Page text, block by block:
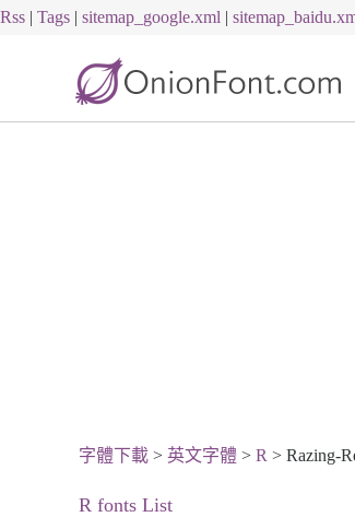
Rss | Tags | sitemap_google.xml |
字體下載 > 英文字體 > R > Razing-
R fonts List